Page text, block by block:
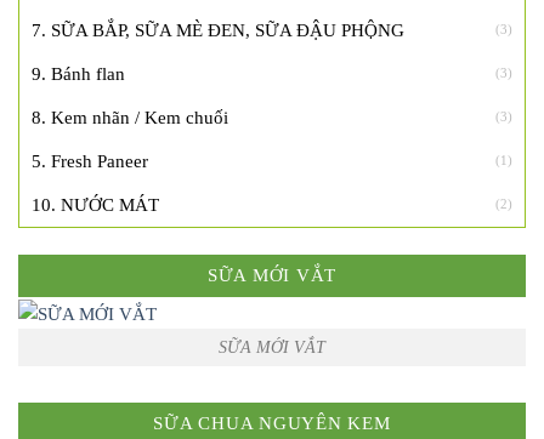
7. SỮA BẮP, SỮA MÈ ĐEN, SỮA ĐẬU PHỘNG (3)
9. Bánh flan (3)
8. Kem nhãn / Kem chuối (3)
5. Fresh Paneer (1)
10. NƯỚC MÁT (2)
SỮA MỚI VẮT
SỮA MỚI VẮT
SỮA CHUA NGUYÊN KEM